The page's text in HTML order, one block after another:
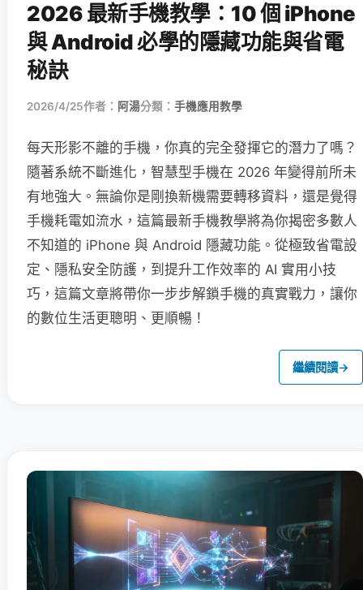
2026 最新手機教學：10 個 iPhone
與 Android 必學的隱藏功能與省電
秘訣
2026/4/25作者： 阿湯分類： 手機應用教學
每天形影不離的手機，你真的完全發揮它的潛力了嗎？
隨著系統不斷進化，智慧型手機在 2026 年變得前所未
有地強大。無論你是剛換新機需要轉移資料，還是覺得
手機耗電如流水，這篇最新手機教學將為你揭密多數人
不知道的 iPhone 與 Android 隱藏功能。從極致省電設
定、隱私安全防護，到提升工作效率的 AI 實用小技
巧，這篇文章將帶你一步步解鎖手機的真實戰力，讓你
的數位生活更聰明、更順暢！
繼續閱讀→